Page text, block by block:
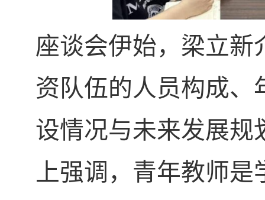
座谈会伊始，梁立新
资队伍的人员构成、
设情况与未来发展规
上强调，青年教师